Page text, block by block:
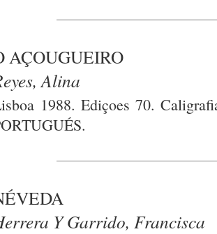
AÇOUGUEIRO
Alina
1988. Ediçoes 70.
Y Garrido, Francisca